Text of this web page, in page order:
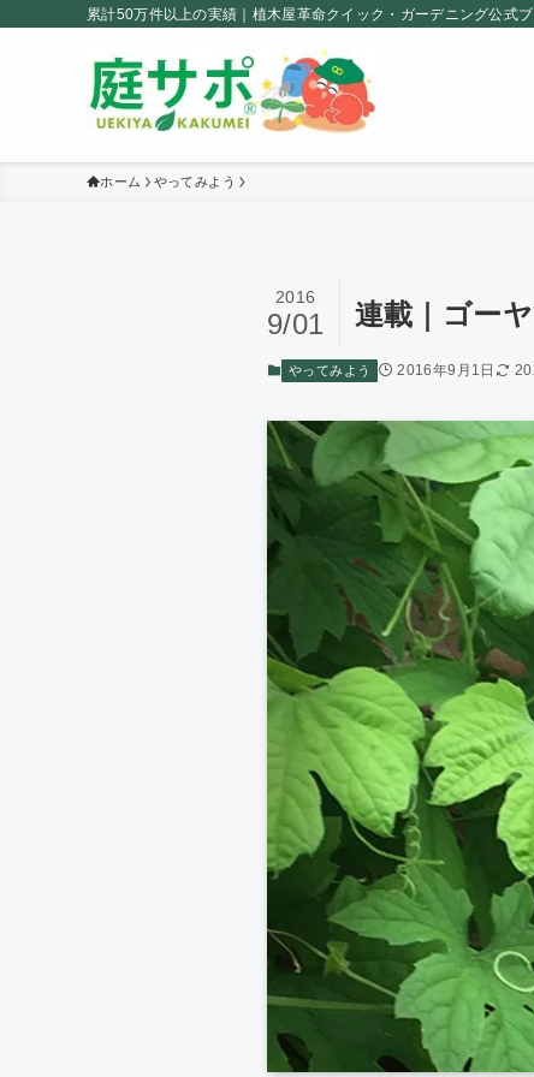
累計50万件以上の実績｜植木屋革命クイック・ガーデニング公式
ホーム やってみよう
連載｜ゴー
2016
9/01
やってみよう 2016年9月1日